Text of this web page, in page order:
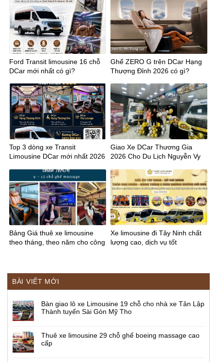
BÀI VIẾT MỚI
Bàn giao lô xe Limousine 19 chỗ cho nhà xe Tân Lập
Thành tuyến Sài Gòn Mỹ Tho
Thuê xe limousine 29 chỗ ghế boeing massage cao
cấp
Ford Transit limousine 16 chỗ
DCar mới nhất có gì?
Ghế ZERO G trên DCar Hạng
Thượng Đỉnh 2026 có gì?
Top 3 dòng xe Transit
Limousine DCar mới nhất 2026
Giao Xe DCar Thương Gia
2026 Cho Du Lịch Nguyễn Vy
Bảng Giá thuê xe limousine
theo tháng, theo năm cho công
Xe limousine đi Tây Ninh chất
lượng cao, dịch vụ tốt